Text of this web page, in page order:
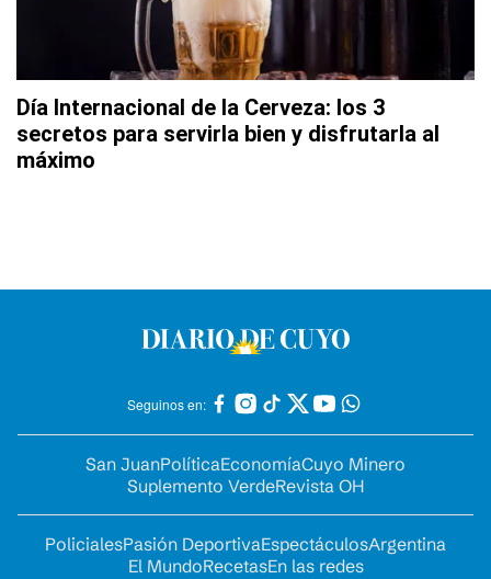
Día Internacional de la Cerveza: los 3
secretos para servirla bien y disfrutarla al
máximo
Seguinos en:
San JuanPolíticaEconomíaCuyo Minero
Suplemento VerdeRevista OH
PolicialesPasión DeportivaEspectáculosArgentina
El MundoRecetasEn las redes